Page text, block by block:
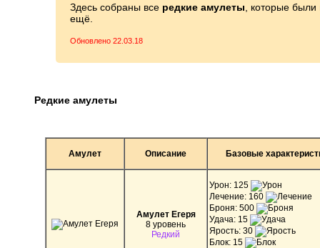
Здесь собраны все редкие амулеты , которые
ещё.
Обновлено 22.03.18
Редкие амулеты
Амулет Описание Базовые
Амулет Егеря
8 уровень
Редкий
Урон: 125
Лечение: 160
Броня: 500
Удача: 15
Ярость: 30
Блок: 15